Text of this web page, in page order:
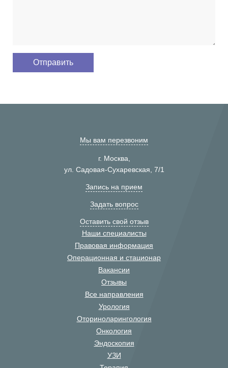
Мы вам перезвоним
г. Москва,
ул. Садовая-Сухаревская, 7/1
Запись на прием
Задать вопрос
Оставить свой отзыв
Наши специалисты
Правовая информация
Операционная и стационар
Вакансии
Отзывы
Все направления
Урология
Оториноларингология
Онкология
Эндоскопия
УЗИ